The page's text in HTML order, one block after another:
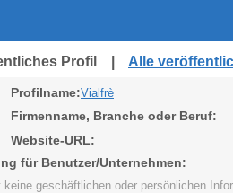
Profil | Alle
Profilname:Vialfrè
Firmenname, Branche oder Beruf:
Website-URL:
für Benutzer/Unternehmen:
keine geschäftlichen oder persönlichen